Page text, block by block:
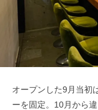
オープンした9月当初
ーを固定。10月から